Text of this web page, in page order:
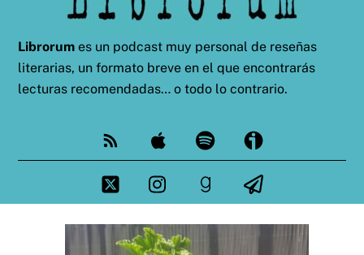
Librorum es un podcast muy personal de reseñas
literarias, un formato breve en el que encontrarás
lecturas recomendadas… o todo lo contrario.
Feed Apple Spotify Ivoox
Twitter InstagramgoodreadsTelegram